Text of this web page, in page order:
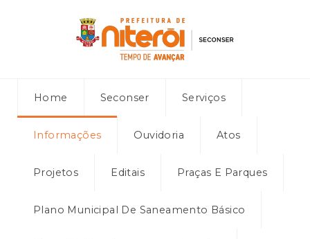
Home Seconser Serviços
Informações Ouvidoria Atos
Projetos Editais Praças E Parques
Plano Municipal De Saneamento Básico